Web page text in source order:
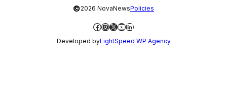
©2026 NovaNewsPolicies
Facebook
Instagram
X YouTube
LinkedIn
Developed byLightSpeed WP Agency